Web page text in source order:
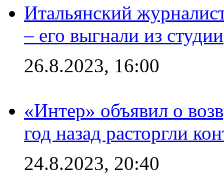
Итальянский
– его выгнали из студии
26.8.2023, 16:00
«Интер» объявил о
год назад расторгли
24.8.2023, 20:40